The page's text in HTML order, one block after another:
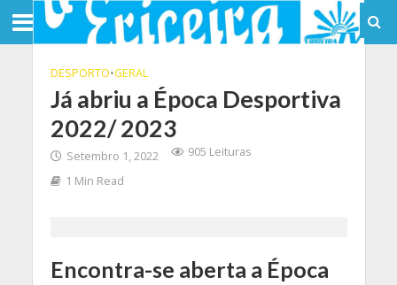
DESPORTO•GERAL
Já abriu a Época Desportiva
2022/ 2023
Setembro 1, 2022
905 Leituras
1 Min Read
Encontra-se aberta a Época